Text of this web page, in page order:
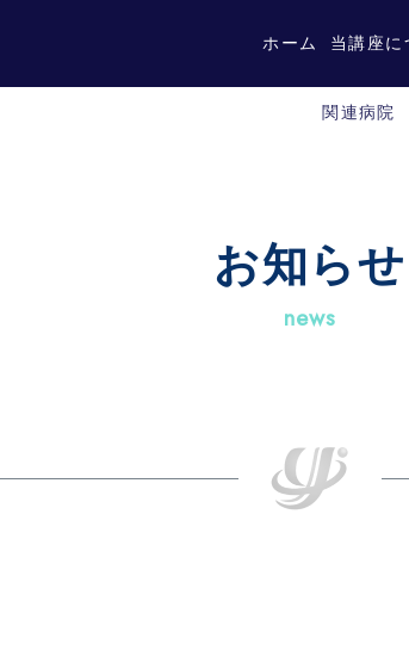
ホーム 当講座に
関連病院
お知らせ
news